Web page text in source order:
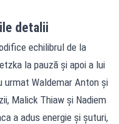
detalii
echilibrul de la
la pauză și apoi a lui
urmat Waldemar Anton și
Malick Thiaw și Nadiem
a adus energie și șuturi,